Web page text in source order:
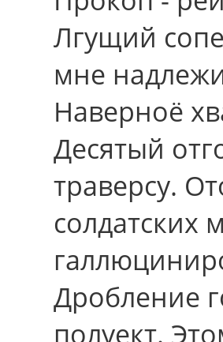
Лгущий
мне
Наверноё
Десятый
траверсу.
солдатских
Дробление
полуект.